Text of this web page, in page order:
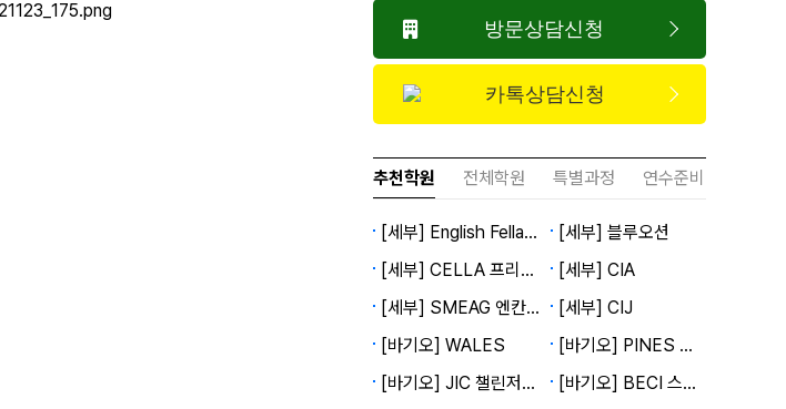
방문상담신청
카톡상담신청
추천학원 전체학원 특별과정 연수준비
[세부] English Fella 2캠퍼스
[세부] 블루오션
[세부] CELLA 프리미엄캠퍼스
[세부] CIA
[세부] SMEAG 엔칸토캠퍼스
[세부] CIJ
[바기오] WALES
[바기오] PINES 메인캠퍼스
[바기오] JIC 챌린저캠퍼스
[바기오] BECI 스파르타캠퍼스